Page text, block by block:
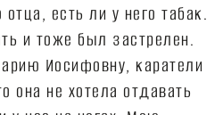
есть ли у него табак.
и тоже был застрелен.
Иосифовну, каратели
она не хотела отдавать